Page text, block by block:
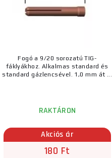
Fogó a 9/20 sorozatú TIG-
fáklyákhoz. Alkalmas standard és
standard gázlencsével. 1,0 mm át ...
RAKTÁRON
Akciós ár
180 Ft